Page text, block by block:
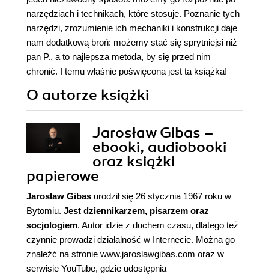
narzędziach i technikach, które stosuje. Poznanie tych
narzędzi, zrozumienie ich mechaniki i konstrukcji daje
nam dodatkową broń: możemy stać się sprytniejsi niż
pan P., a to najlepsza metoda, by się przed nim
chronić. I temu właśnie poświęcona jest ta książka!
O autorze książki
Jarosław Gibas –
ebooki, audiobooki
oraz książki
papierowe
Jarosław Gibas urodził się 26 stycznia 1967 roku w
Bytomiu. Jest dziennikarzem, pisarzem oraz
socjologiem. Autor idzie z duchem czasu, dlatego też
czynnie prowadzi działalność w Internecie. Można go
znaleźć na stronie www.jaroslawgibas.com oraz w
serwisie YouTube, gdzie udostępnia